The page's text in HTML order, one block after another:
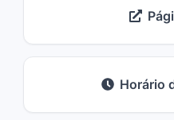
Horário